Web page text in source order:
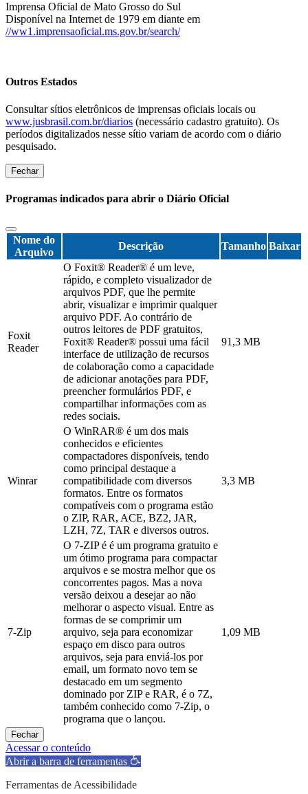
Imprensa Oficial de Mato Grosso do Sul
Disponível na Internet de 1979 em diante em
//ww1.imprensaoficial.ms.gov.br/search/
Outros Estados
Consultar sítios eletrônicos de imprensas oficiais locais ou
www.jusbrasil.com.br/diarios (necessário cadastro gratuito). Os
períodos digitalizados nesse sítio variam de acordo com o diário
pesquisado.
Fechar
Programas indicados para abrir o Diário Oficial
Nome do
Arquivo
Descrição Tamanho Baixar
Foxit
Reader
O Foxit® Reader® é um leve,
rápido, e completo visualizador de
arquivos PDF, que lhe permite
abrir, visualizar e imprimir qualquer
arquivo PDF. Ao contrário de
outros leitores de PDF gratuitos,
Foxit® Reader® possui uma fácil
interface de utilização de recursos
de colaboração como a capacidade
de adicionar anotações para PDF,
preencher formulários PDF, e
compartilhar informações com as
redes sociais.
91,3 MB
Winrar
O WinRAR® é um dos mais
conhecidos e eficientes
compactadores disponíveis, tendo
como principal destaque a
compatibilidade com diversos
formatos. Entre os formatos
compatíveis com o programa estão
o ZIP, RAR, ACE, BZ2, JAR,
LZH, 7Z, TAR e diversos outros.
3,3 MB
7-Zip
O 7-ZIP é é um programa gratuito e
um ótimo programa para compactar
arquivos e se mostra melhor que os
concorrentes pagos. Mas a nova
versão deixou a desejar ao não
melhorar o aspecto visual. Entre as
formas de se comprimir um
arquivo, seja para economizar
espaço em disco para outros
arquivos, seja para enviá-los por
email, um formato novo tem se
destacado em um segmento
dominado por ZIP e RAR, é o 7Z,
também conhecido como 7-Zip, o
programa que o lançou.
1,09 MB
Fechar
Acessar o conteúdo
Abrir a barra de ferramentas
Ferramentas de Acessibilidade